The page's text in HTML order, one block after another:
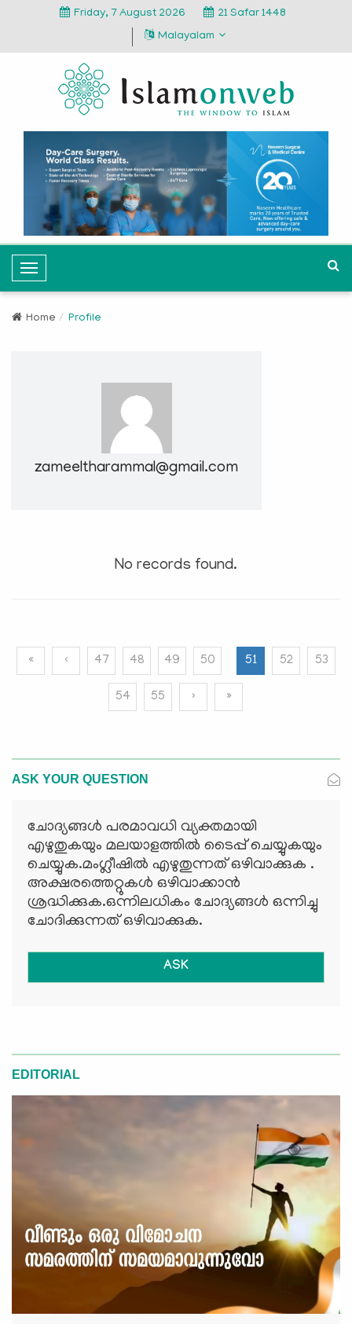
Friday, 7 August 2026
21 Safar 1448
Malayalam
T
o
g
Home Profile
zameeltharammal@gmail.com
No records found.
« ‹ 47 48 49 50 51 52 53
54 55 › »
ASK YOUR QUESTION
ചോദ്യങ്ങള്‍ പരമാവധി വ്യക്തമായി
എഴുതുകയും മലയാളത്തില്‍ ടൈപ്പ് ചെയ്യുകയും
ചെയ്യുക.മംഗ്ലീഷില്‍ എഴുതുന്നത് ഒഴിവാക്കുക .
അക്ഷരത്തെറ്റുകള്‍ ഒഴിവാക്കാന്‍
ശ്രദ്ധിക്കുക.ഒന്നിലധികം ചോദ്യങ്ങള്‍ ഒന്നിച്ചു
ചോദിക്കുന്നത് ഒഴിവാക്കുക.
ASK
EDITORIAL